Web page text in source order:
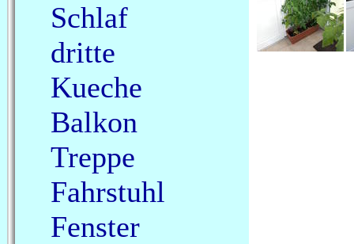
Schlaf
dritte
Kueche
Balkon
Treppe
Fahrstuhl
Fenster